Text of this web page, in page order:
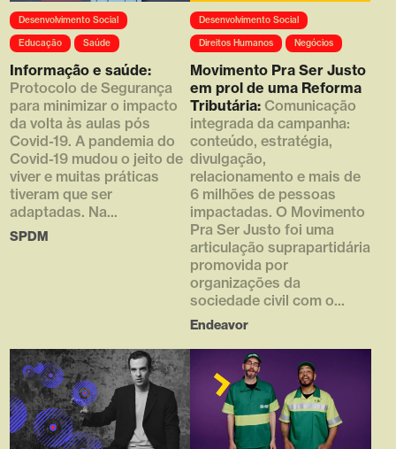
Array ( [0] =>
https://d4g.com.br/wp-
content/uploads/2021/05/thumb
_610x790_02.png [1] => 610
[2] => 790 [3] => )
Desenvolvimento Social
Educação
Saúde
Informação e saúde:
Protocolo de Segurança
para minimizar o impacto
da volta às aulas pós
Covid-19. A pandemia do
Covid-19 mudou o jeito de
viver e muitas práticas
tiveram que ser
adaptadas. Na...
SPDM
Desenvolvimento Social
Direitos Humanos
Negócios
Movimento Pra Ser Justo
em prol de uma Reforma
Tributária:Comunicação
integrada da campanha:
conteúdo, estratégia,
divulgação,
relacionamento e mais de
6 milhões de pessoas
impactadas. O Movimento
Pra Ser Justo foi uma
articulação suprapartidária
promovida por
organizações da
sociedade civil com o...
Endeavor